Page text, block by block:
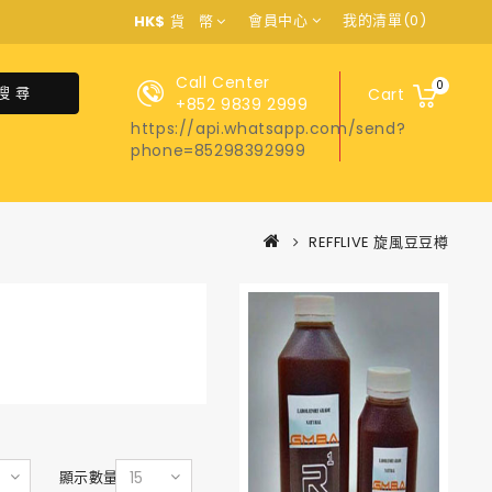
HK$ 貨 幣 會員中心 我的清單(0)
Cart 0
Call Center
+852 9839 2999
https://api.whatsapp.com/send?
phone=85298392999
尋
REFFLIVE 旋風豆豆樽
顯示數量